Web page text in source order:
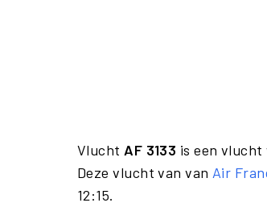
Vlucht AF 3133 is een vlucht
Deze vlucht van van Air
12:15.